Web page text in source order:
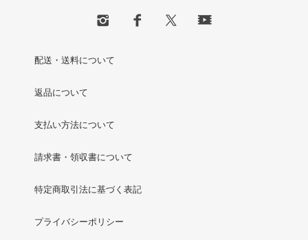
配送・送料について
返品について
支払い方法について
請求書・領収書について
特定商取引法に基づく表記
プライバシーポリシー